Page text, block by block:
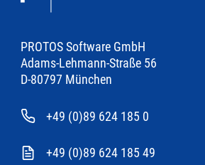
PROTOS Software GmbH
Adams-Lehmann-Straße 56
D-80797 München
+49 (0)89 624 185 0
+49 (0)89 624 185 49